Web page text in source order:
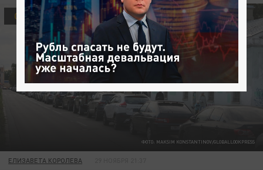
ФОТО: MAKSIM KONSTANTINOV/GLOBALLOOKPRESS
ОБЩЕСТВО
ЕЛИЗАВЕТА КОРОЛЕВА